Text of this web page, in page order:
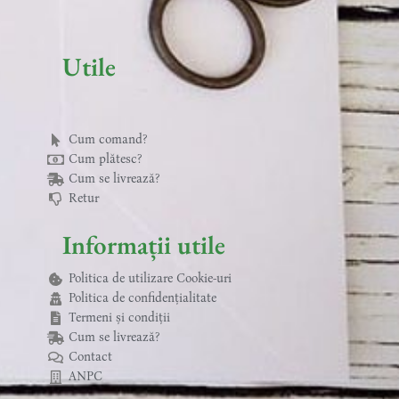
Utile
Cum comand?
Cum plătesc?
Cum se livrează?
Retur
Informații utile
Politica de utilizare Cookie-uri
Politica de confidențialitate
Termeni și condiții
Cum se livrează?
Contact
ANPC